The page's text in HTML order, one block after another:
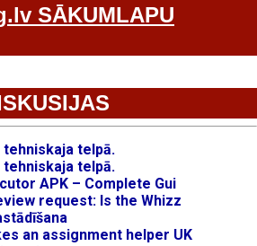
SĀKUMLAPU